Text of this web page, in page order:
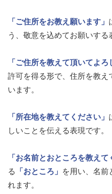
「ご住所をお教え願います」
う、敬意を込めてお願いする
「ご住所を教えて頂いてよろ
許可を得る形で、住所を教え
います。
「所在地を教えてください」
しいことを伝える表現です。
「お名前とおところを教えて
る
「おところ」
を用い、名前
れます。